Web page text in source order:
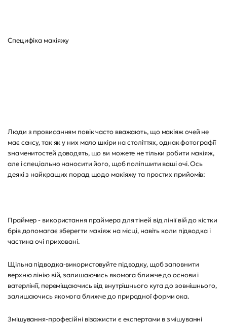
Специфіка макіяжу
Люди з провисанням повік часто вважають, що макіяж очей не
має сенсу, так як у них мало шкіри на століттях, однак фотографії
знаменитостей доводять, що ви можете не тільки робити макіяж,
але і спеціально наносити його, щоб поліпшити ваші очі. Ось
деякі з найкращих порад щодо макіяжу та простих прийомів:
Праймер - використання праймера для тіней від лінії вій до кістки
брів допомагає зберегти макіяж на місці, навіть коли підводка і
частина очі приховані.
Щільна підводка-використовуйте підводку, щоб заповнити
верхню лінію вій, залишаючись якомога ближче до основи і
ватерлінії, переміщаючись від внутрішнього кута до зовнішнього,
залишаючись якомога ближче до природної форми ока.
Змішування-професійні візажисти є експертами в змішуванні